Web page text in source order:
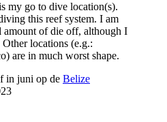
my go to dive location(s).
this reef system. I am
amount of die off, although I
locations (e.g.:
are in much worst shape.
in juni op de Belize